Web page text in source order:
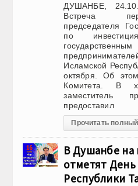
ДУШАНБЕ,
Встреча
председателя
по
Исламской
октября. Об
Комитета. В
заместитель
предоставил
Прочитать полный
В Душанбе на
отметят
Республики